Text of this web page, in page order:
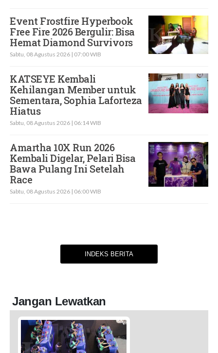
Event Frostfire Hyperbook
Free Fire 2026 Bergulir: Bisa
Hemat Diamond Survivors
Sabtu, 08 Agustus 2026 | 07:00 WIB
KATSEYE Kembali
Kehilangan Member untuk
Sementara, Sophia Laforteza
Hiatus
Sabtu, 08 Agustus 2026 | 06:14 WIB
Amartha 10X Run 2026
Kembali Digelar, Pelari Bisa
Bawa Pulang Ini Setelah
Race
Sabtu, 08 Agustus 2026 | 06:00 WIB
INDEKS BERITA
Jangan Lewatkan